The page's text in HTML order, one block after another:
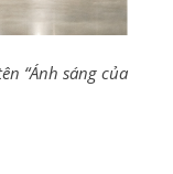
“Ánh sáng của